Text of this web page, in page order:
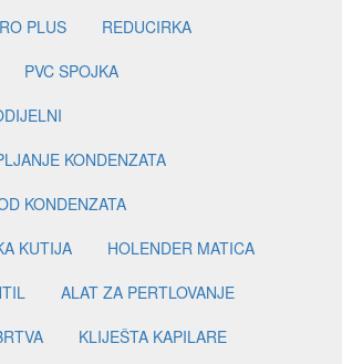
PLUS
REDUCIRKA
PVC SPOJKA
KONDENZATA
KONDENZATA
KUTIJA
HOLENDER MATICA
ALAT ZA PERTLOVANJE
KLIJEŠTA KAPILARE